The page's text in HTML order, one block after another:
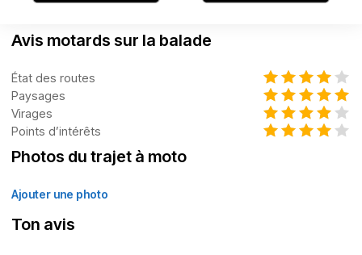
Avis motards sur la balade
État des routes
Paysages
Virages
Points d’intérêts
Photos du trajet à moto
Ajouter une photo
Ton avis